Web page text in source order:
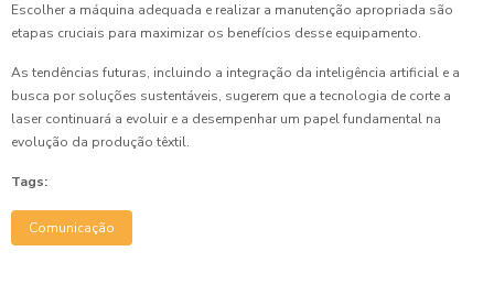
Escolher a máquina adequada e realizar a manutenção apropriada são
etapas cruciais para maximizar os benefícios desse equipamento.
As tendências futuras, incluindo a integração da inteligência artificial e a
busca por soluções sustentáveis, sugerem que a tecnologia de corte a
laser continuará a evoluir e a desempenhar um papel fundamental na
evolução da produção têxtil.
Tags:
Comunicação